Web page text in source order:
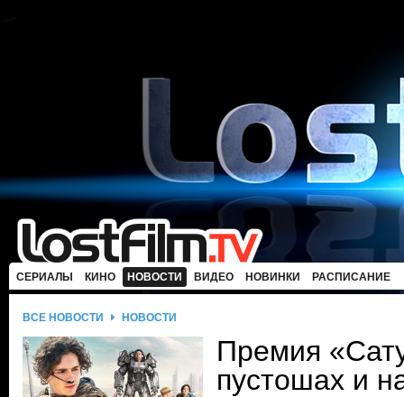
СЕРИАЛЫ КИНО НОВОСТИ ВИДЕО НОВИНКИ РАСПИСАНИЕ
ВСЕ НОВОСТИ НОВОСТИ
Премия
пустошах и